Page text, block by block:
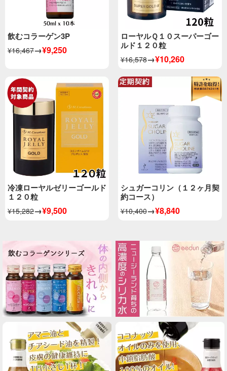
飲むコラーゲン3P
¥16,467→¥9,250
ローヤルＱ１０スーパーゴー
ルド１２０粒
¥16,578→¥10,260
冷凍ローヤルゼリーゴールド
１２０粒
¥15,282→¥9,500
シュガーコリン（１２ヶ月契
約コース）
¥10,400→¥8,840